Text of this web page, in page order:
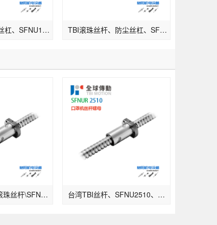
TBI丝杆、静音丝杠、SFNU1610 TBI滚珠丝杆、防尘丝杠、SFNU4005、钻床螺杆
tbi丝杠\印刷机滚珠丝杆\SFNU3210 台湾TBI丝杆、SFNU2510、口罩机丝杆配件供应